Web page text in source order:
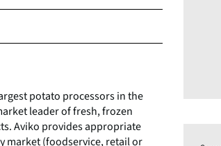
potato processors in the
leader of fresh, frozen
Aviko provides appropriate
market (foodservice, retail or